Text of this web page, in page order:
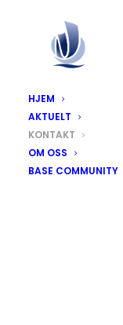
HJEM
AKTUELT
KONTAKT
OM OSS
BASE COMMUNITY